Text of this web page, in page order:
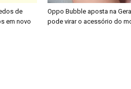
de
em novo
Oppo Bubble aposta na
pode virar o acessório do